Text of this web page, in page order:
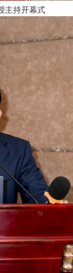
主持开幕式